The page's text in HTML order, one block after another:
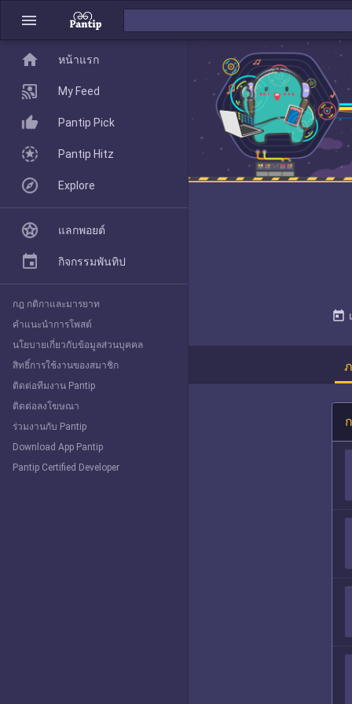
menu
today
home
Pantip Pick
Explore
home หน้าแรก
My Feed
Pantip Pick
Pantip Hitz
Explore
แลกพอยต์
กิจกรรมพันทิป
กฎ กติกาและมารยาท
คำแนะนำการโพสต์
นโยบายเกี่ยวกับข้อมูลส่วนบุคคล
สิทธิ์การใช้งานของสมาชิก
ติดต่อทีมงาน Pantip
ติดต่อลงโฆษณา
ร่วมงานกับ Pantip
Download App Pantip
Pantip Certified Developer